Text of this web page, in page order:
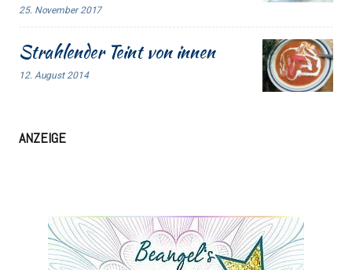
25. November 2017
Strahlender Teint von innen
12. August 2014
ANZEIGE